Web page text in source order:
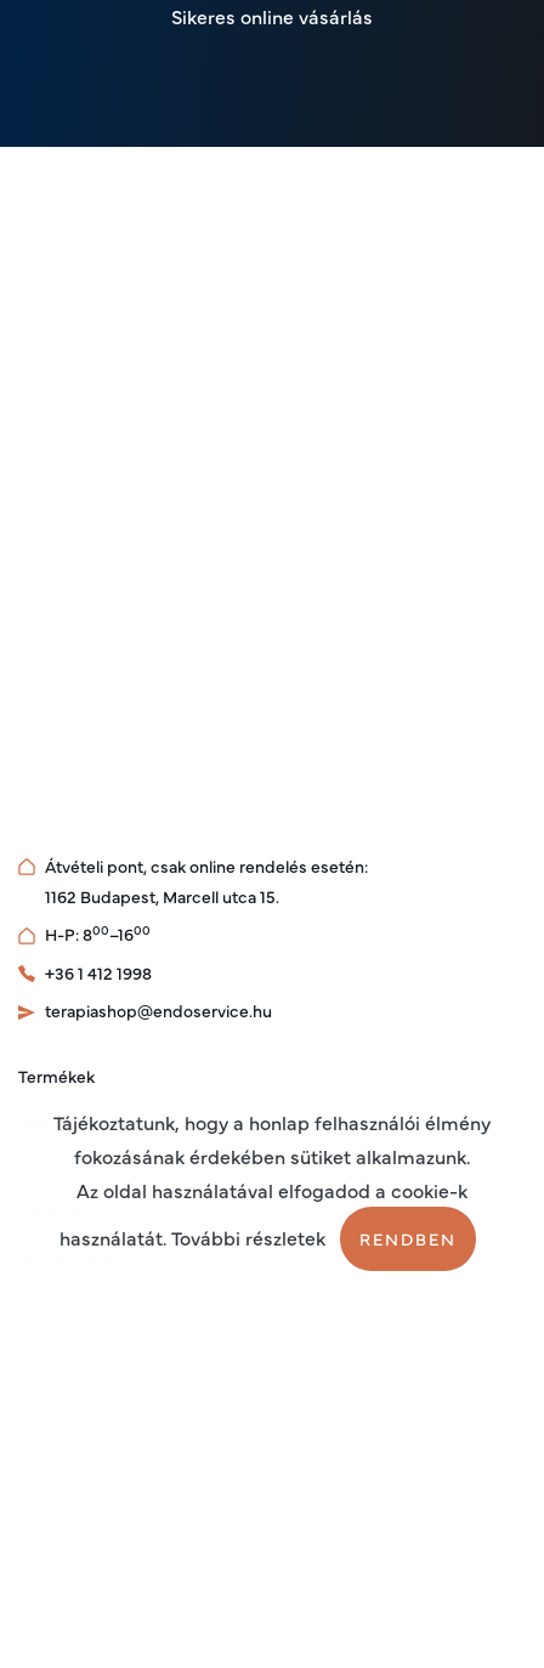
Sikeres online vásárlás
Átvételi pont, csak online rendelés esetén:
1162 Budapest, Marcell utca 15.
H-P: 800–1600
+36 1 412 1998
terapiashop@endoservice.hu
Termékek
Rólunk
Készülékeinkről
Tájékoztatunk, hogy a honlap felhasználói élmény
fokozásának érdekében sütiket alkalmazunk.
Az oldal használatával elfogadod a cookie-k
használatát. További részletek
RENDBEN